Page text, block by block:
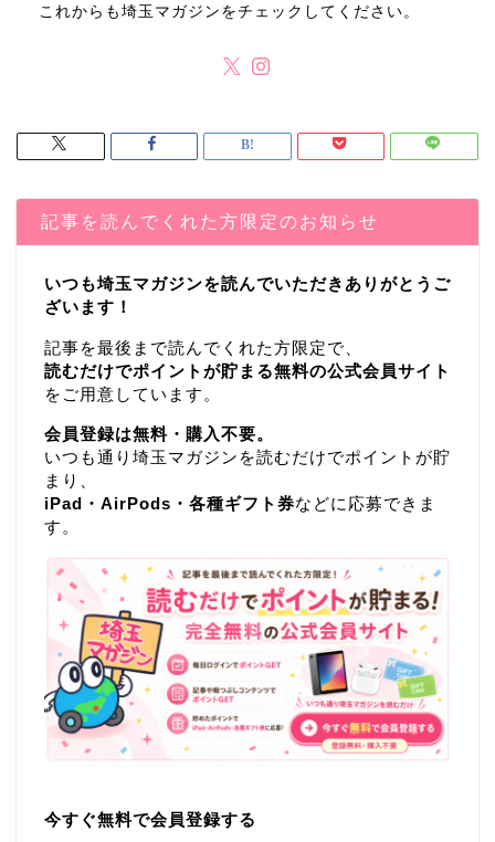
これからも埼玉マガジンをチェックしてください。
記事を読んでくれた方限定のお知らせ
いつも埼玉マガジンを読んでいただきありがとうご
ざいます！
記事を最後まで読んでくれた方限定で、
読むだけでポイントが貯まる無料の公式会員サイト
をご用意しています。
会員登録は無料・購入不要。
いつも通り埼玉マガジンを読むだけでポイントが貯
まり、
iPad・AirPods・各種ギフト券などに応募できま
す。
今すぐ無料で会員登録する